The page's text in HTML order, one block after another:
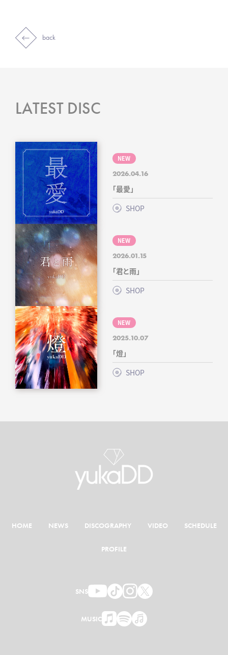
back
LATEST DISC
NEW
2026.04.16
「最愛」
SHOP
NEW
2026.01.15
「君と雨」
SHOP
NEW
2025.10.07
「燈」
SHOP
HOME NEWS DISCOGRAPHY VIDEO SCHEDULE
PROFILE
SNS
MUSIC